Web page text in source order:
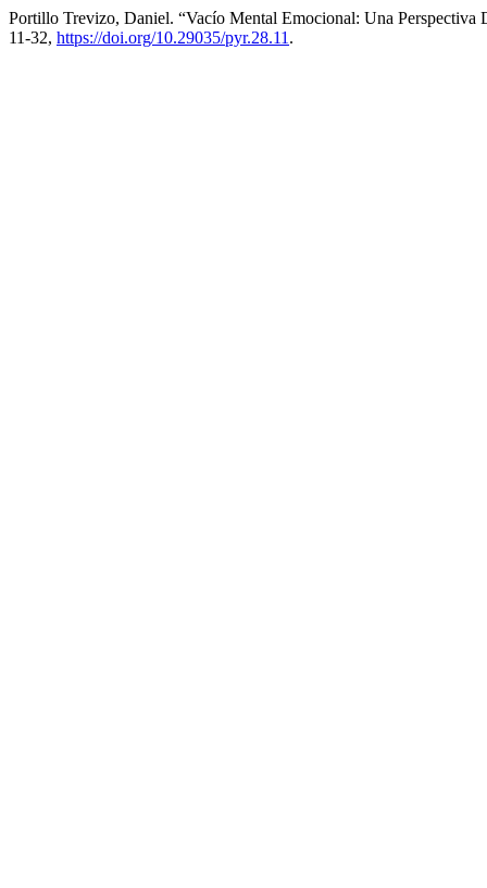
Portillo Trevizo, Daniel. “Vacío Mental Emocional: Una Perspectiva
11-32, https://doi.org/10.29035/pyr.28.11 .